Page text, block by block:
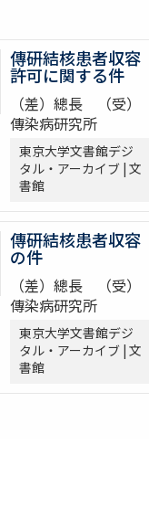
傳研結核患者収容
許可に関する件
（差）總長 （受）
傳染病研究所
東京大学文書館デジ
タル・アーカイブ | 文
書館
傳研結核患者収容
の件
（差）總長 （受）
傳染病研究所
東京大学文書館デジ
タル・アーカイブ | 文
書館